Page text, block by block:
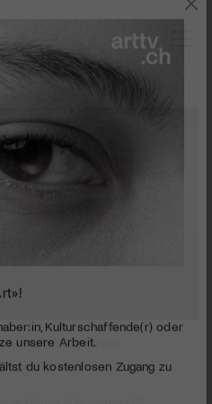
Kultur Zentrum
Kulturschaffende(r) oder
unsere Arbeit.
du kostenlosen Zugang zu